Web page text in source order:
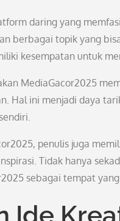
daring yang
berbagai topik yang
kesempatan untuk
MediaGacor2025
Hal ini menjadi daya
penulis juga
Tidak hanya
sebagai tempat